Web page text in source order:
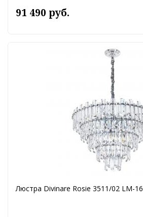
91 490 руб.
Люстра Divinare Rosie 3511/02 LM-16